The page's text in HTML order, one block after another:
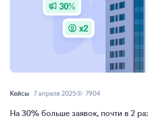
Кейсы 7 апреля 2025 7904
На 30% больше заявок, почти в 2